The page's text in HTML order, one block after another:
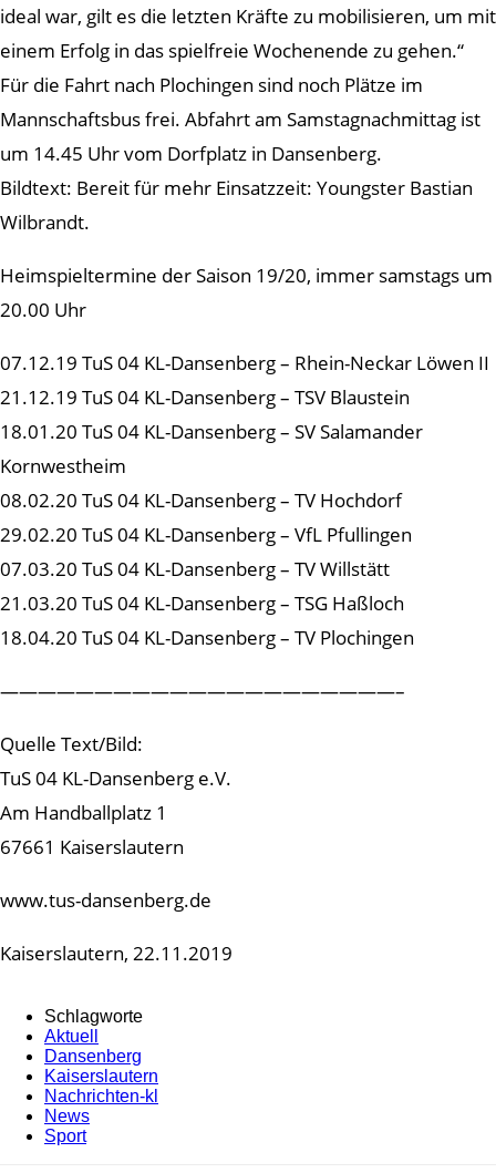
ideal war, gilt es die letzten Kräfte zu mobilisieren, um mit
einem Erfolg in das spielfreie Wochenende zu gehen.“
Für die Fahrt nach Plochingen sind noch Plätze im
Mannschaftsbus frei. Abfahrt am Samstagnachmittag ist
um 14.45 Uhr vom Dorfplatz in Dansenberg.
Bildtext: Bereit für mehr Einsatzzeit: Youngster Bastian
Wilbrandt.
Heimspieltermine der Saison 19/20, immer samstags um
20.00 Uhr
07.12.19 TuS 04 KL-Dansenberg – Rhein-Neckar Löwen II
21.12.19 TuS 04 KL-Dansenberg – TSV Blaustein
18.01.20 TuS 04 KL-Dansenberg – SV Salamander
Kornwestheim
08.02.20 TuS 04 KL-Dansenberg – TV Hochdorf
29.02.20 TuS 04 KL-Dansenberg – VfL Pfullingen
07.03.20 TuS 04 KL-Dansenberg – TV Willstätt
21.03.20 TuS 04 KL-Dansenberg – TSG Haßloch
18.04.20 TuS 04 KL-Dansenberg – TV Plochingen
—————————————————————–
Quelle Text/Bild:
TuS 04 KL-Dansenberg e.V.
Am Handballplatz 1
67661 Kaiserslautern
www.tus-dansenberg.de
Kaiserslautern, 22.11.2019
Schlagworte
Aktuell
Dansenberg
Kaiserslautern
Nachrichten-kl
News
Sport